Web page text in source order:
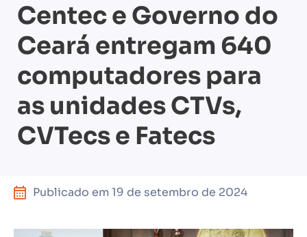
Centec e Governo do
Ceará entregam 640
computadores para
as unidades CTVs,
CVTecs e Fatecs
Publicado em 19 de setembro de 2024